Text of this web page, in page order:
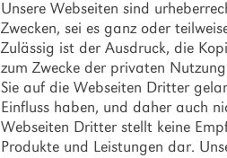
Unsere Webseiten sind
Zwecken, sei es ganz oder
Zulässig ist der Ausdruck, die
zum Zwecke der privaten
Sie auf die Webseiten Dritter
Einfluss haben, und daher auch
Webseiten Dritter stellt keine
Produkte und Leistungen dar.